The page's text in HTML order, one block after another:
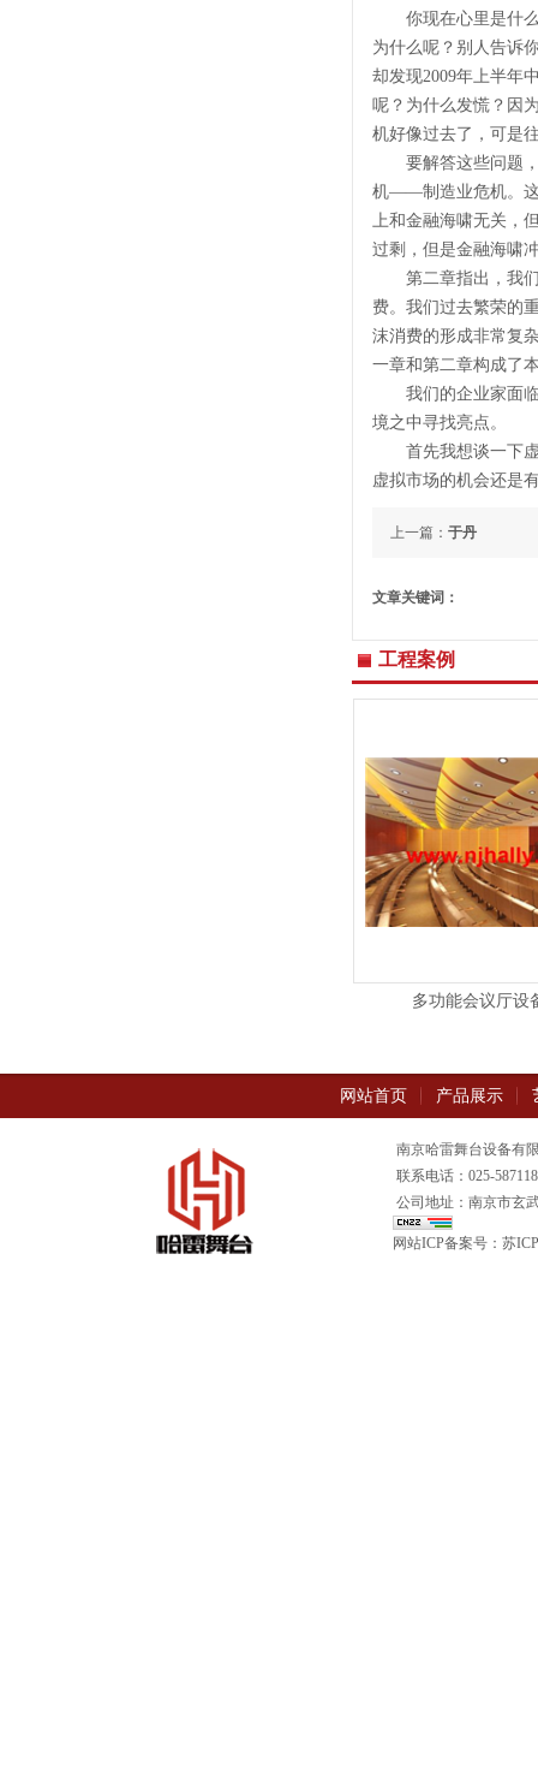
你现在心里是什么
为什么呢？别人告诉
却发现2009年上半年
呢？为什么发慌？因
机好像过去了，可是
要解答这些问题，
机——制造业危机。这
上和金融海啸无关，
过剩，但是金融海啸
第二章指出，我们
费。我们过去繁荣的
沫消费的形成非常复
一章和第二章构成了
我们的企业家面临
境之中寻找亮点。
首先我想谈一下虚
虚拟市场的机会还是
上一篇： 于丹
文章关键词：
工程案例
多功能会议厅设
网站首页 产品展示
南京哈雷舞台设备有
联系电话：025-
公司地址：南京市玄
网站ICP备案号： 苏